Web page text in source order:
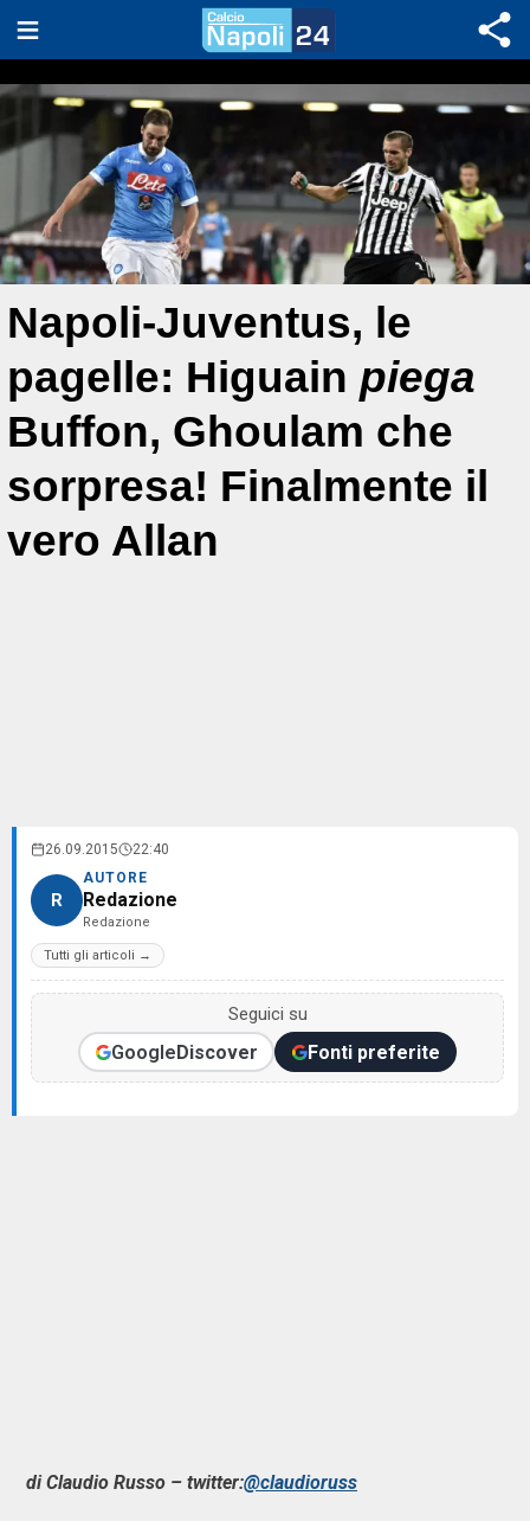
Napoli-Juventus, le
pagelle: Higuain piega
Buffon, Ghoulam che
sorpresa! Finalmente il
vero Allan
26.09.2015 22:40
R
AUTORE
Redazione
Redazione
Tutti gli articoli →
Seguici su
GoogleDiscover Fonti preferite
di Claudio Russo – twitter:@claudioruss